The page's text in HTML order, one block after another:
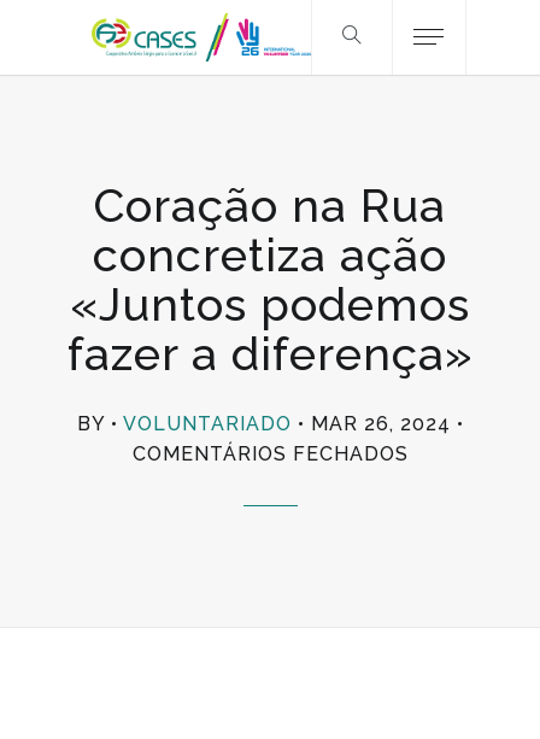
Coração na Rua
concretiza ação
«Juntos podemos
fazer a diferença»
BY VOLUNTARIADO
MAR 26, 2024
COMENTÁRIOS FECHADOS